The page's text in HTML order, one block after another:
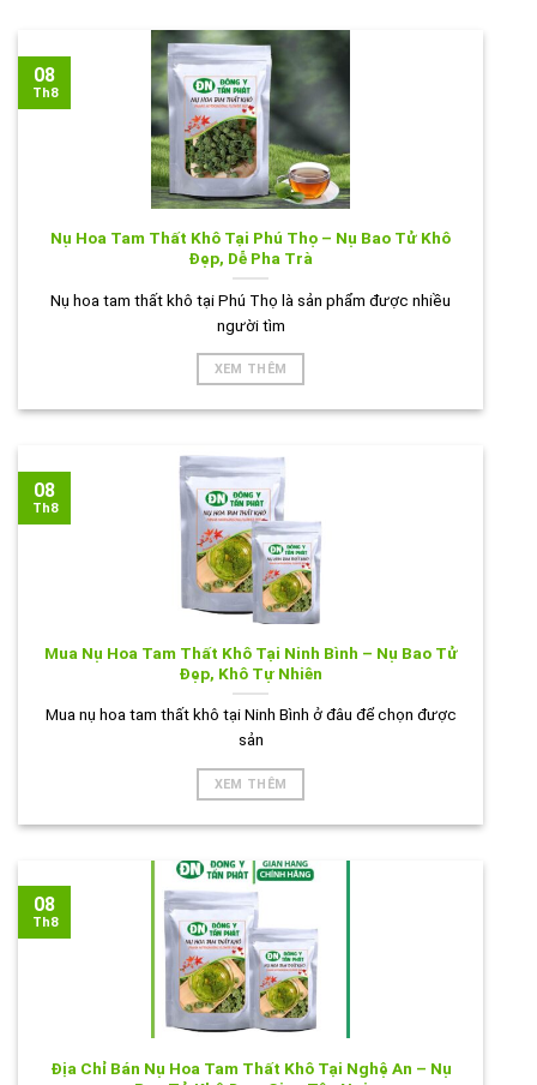
Nụ Hoa Tam Thất Khô Tại Phú Thọ – Nụ Bao Tử Khô
Đẹp, Dễ Pha Trà
Nụ hoa tam thất khô tại Phú Thọ là sản phẩm được nhiều
người tìm
XEM THÊM
08
Th8
Mua Nụ Hoa Tam Thất Khô Tại Ninh Bình – Nụ Bao Tử
Đẹp, Khô Tự Nhiên
Mua nụ hoa tam thất khô tại Ninh Bình ở đâu để chọn được
sản
XEM THÊM
08
Th8
Địa Chỉ Bán Nụ Hoa Tam Thất Khô Tại Nghệ An – Nụ
08
Th8